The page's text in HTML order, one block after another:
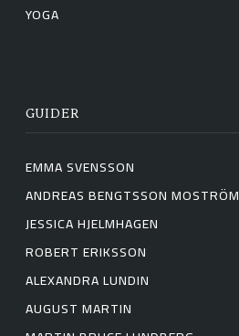
YOGA
GUIDER
EMMA SVENSSON
ANDREAS BENGTSSON MOSTRÖM
JESSICA HJELMHAGEN
ROBERT ERIKSSON
ALEXANDRA LUNDIN
AUGUST MARTIN